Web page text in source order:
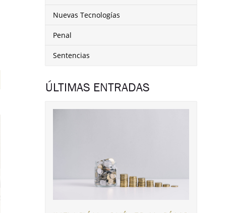
Nuevas Tecnologías
Penal
Sentencias
ÚLTIMAS ENTRADAS